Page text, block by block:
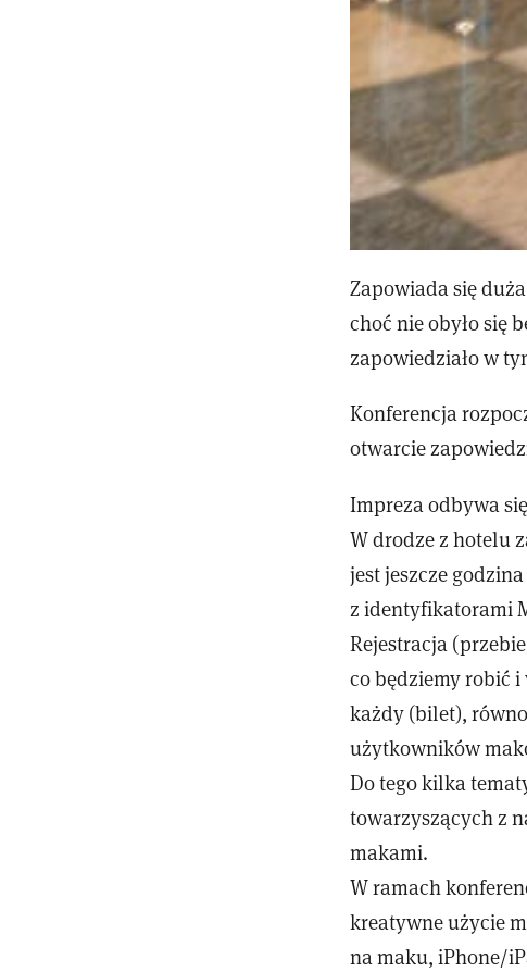
Zapowiada się
choć nie obyło się
zapowiedziało w
Konferencja
otwarcie
Impreza odbywa
W drodze z hotelu
jest jeszcze
z identyfikatorami
Rejestracja
co będziemy robić i
każdy (bilet),
użytkowników
Do tego kilka
towarzyszących z
makami.
W ramach
kreatywne użycie
na maku, iPhone/